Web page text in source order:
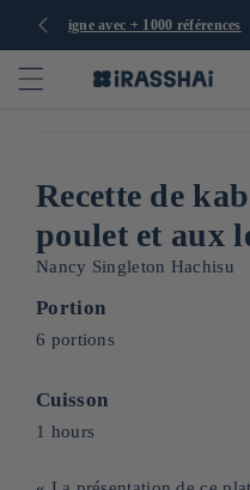
🛒 Épicerie japonaise
Recette de
poulet et aux
Nancy Singleton Hachisu
Portion
6 portions
Cuisson
1 hours